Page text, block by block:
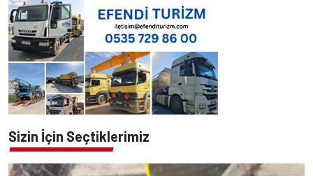
Sizin İçin Seçtiklerimiz